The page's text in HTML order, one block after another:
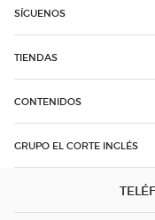
SÍGUENOS
TIENDAS
CONTENIDOS
GRUPO EL CORTE INGLÉS